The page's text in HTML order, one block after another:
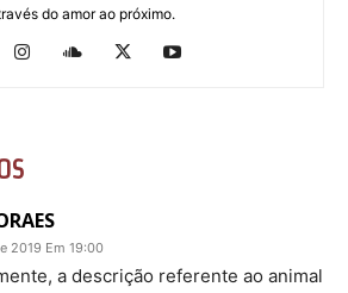
do amor ao próximo.
2019 Em 19:00
a descrição referente ao animal